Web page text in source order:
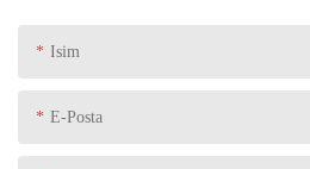
Isim
E-Posta